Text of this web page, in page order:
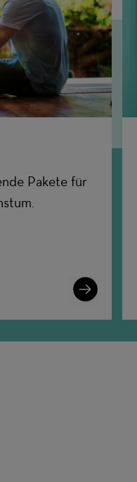
Pakete für
Learn
More